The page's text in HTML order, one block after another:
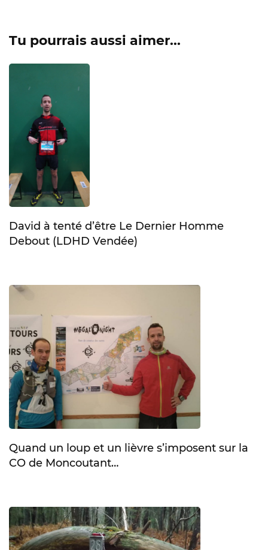
Tu pourrais aussi aimer...
David à tenté d’être Le Dernier Homme
Debout (LDHD Vendée)
Quand un loup et un lièvre s’imposent sur la
CO de Moncoutant…